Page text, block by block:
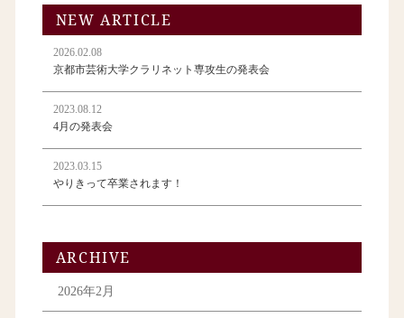
NEW ARTICLE
2026.02.08
京都市芸術大学クラリネット専攻生の発表会
2023.08.12
4月の発表会
2023.03.15
やりきって卒業されます！
ARCHIVE
2026年2月